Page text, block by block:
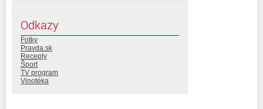
Odkazy
Fotky
Pravda.sk
Recepty
Šport
TV program
Vinotéka